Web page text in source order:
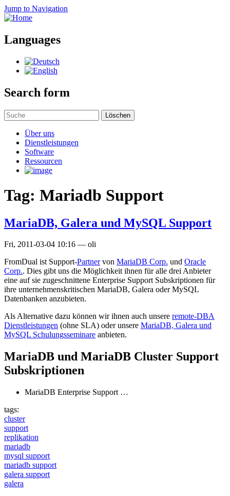
Jump to Navigation
Languages
Search form
Löschen
Über uns
Dienstleistungen
Software
Ressourcen
Tag: Mariadb Support
MariaDB, Galera und MySQL Support
Fri, 2011-03-04 10:16 — oli
FromDual ist Support-Partnervon MariaDB Corp. und Oracle
Corp.. Dies gibt uns die Möglichkeit ihnen für alle drei Anbieter
eine auf sie zugeschnittene Enterprise Support Subskriptionen für
ihre unternehmenskritischen MariaDB, Galera oder MySQL
Datenbanken anzubieten.
Als Alternative dazu können wir ihnen auch unsere remote-DBA
Dienstleistungen (ohne SLA) oder unsere MariaDB, Galera und
MySQL Schulungsseminare anbieten.
MariaDB und MariaDB Cluster Support
Subskriptionen
MariaDB Enterprise Support …
tags:
cluster
support
replikation
mariadb
mysql support
mariadb support
galera support
galera